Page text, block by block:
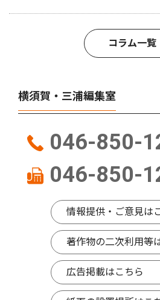
コラム一覧
横須賀・三浦編集室
046-850-
046-850-
情報提供・ご意見は
著作物の二次利用等
広告掲載はこちら